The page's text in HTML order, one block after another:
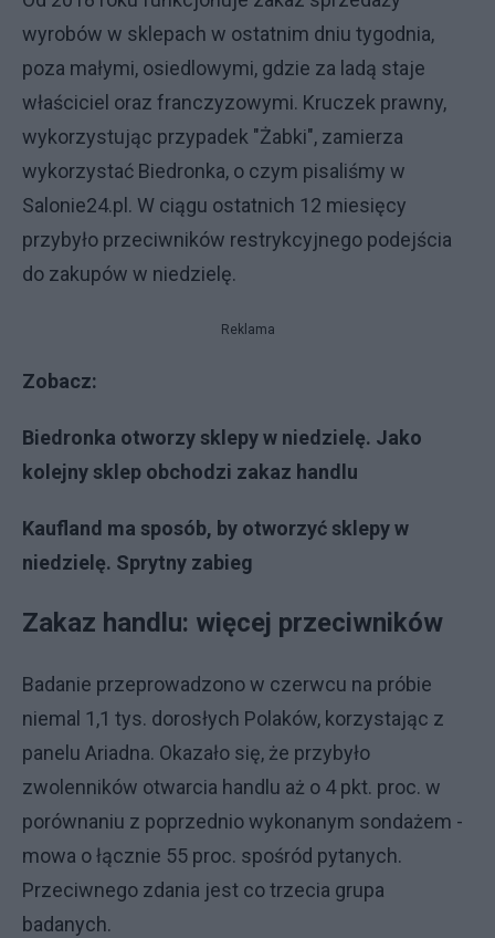
wyrobów w sklepach w ostatnim dniu tygodnia,
poza małymi, osiedlowymi, gdzie za ladą staje
właściciel oraz franczyzowymi. Kruczek prawny,
wykorzystując przypadek "Żabki", zamierza
wykorzystać Biedronka, o czym pisaliśmy w
Salonie24.pl. W ciągu ostatnich 12 miesięcy
przybyło przeciwników restrykcyjnego podejścia
do zakupów w niedzielę.
Reklama
Zobacz:
Biedronka otworzy sklepy w niedzielę. Jako
kolejny sklep obchodzi zakaz handlu
Kaufland ma sposób, by otworzyć sklepy w
niedzielę. Sprytny zabieg
Zakaz handlu: więcej przeciwników
Badanie przeprowadzono w czerwcu na próbie
niemal 1,1 tys. dorosłych Polaków, korzystając z
panelu Ariadna. Okazało się, że przybyło
zwolenników otwarcia handlu aż o 4 pkt. proc. w
porównaniu z poprzednio wykonanym sondażem -
mowa o łącznie 55 proc. spośród pytanych.
Przeciwnego zdania jest co trzecia grupa
badanych.